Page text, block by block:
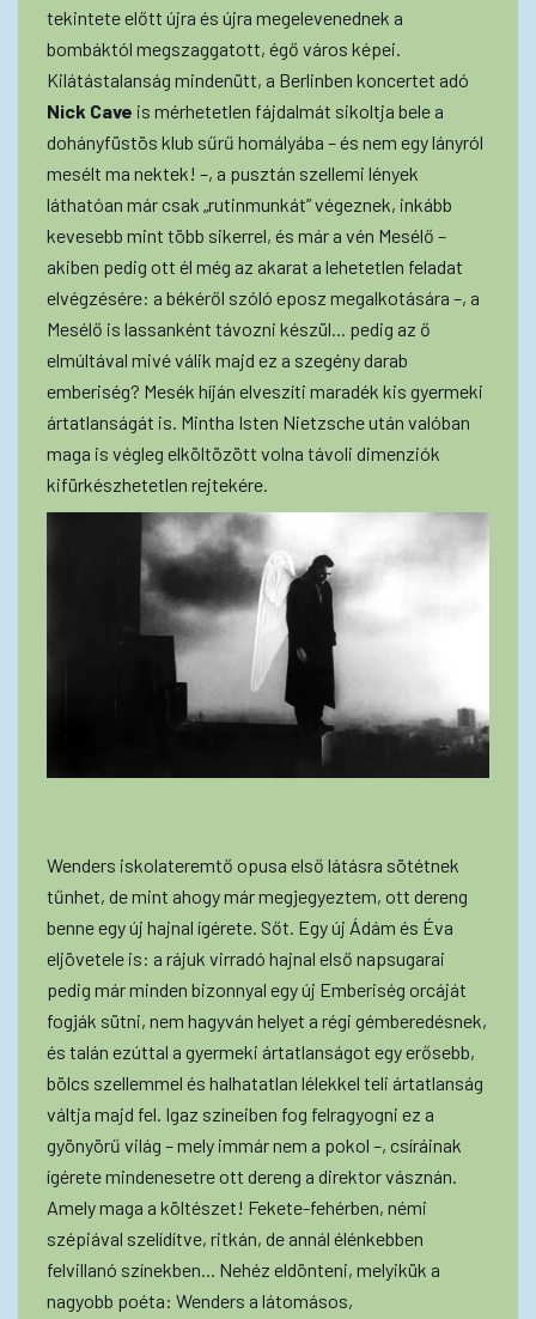
tekintete előtt újra és újra megelevenednek a
bombáktól megszaggatott, égő város képei.
Kilátástalanság mindenütt, a Berlinben koncertet adó
Nick Cave is mérhetetlen fájdalmát sikoltja bele a
dohányfüstös klub sűrű homályába – és nem egy lányról
mesélt ma nektek! –, a pusztán szellemi lények
láthatóan már csak „rutinmunkát” végeznek, inkább
kevesebb mint több sikerrel, és már a vén Mesélő –
akiben pedig ott él még az akarat a lehetetlen feladat
elvégzésére: a békéről szóló eposz megalkotására –, a
Mesélő is lassanként távozni készül... pedig az ő
elmúltával mivé válik majd ez a szegény darab
emberiség? Mesék híján elveszíti maradék kis gyermeki
ártatlanságát is. Mintha Isten Nietzsche után valóban
maga is végleg elköltözött volna távoli dimenziók
kifürkészhetetlen rejtekére.
Wenders iskolateremtő opusa első látásra sötétnek
tűnhet, de mint ahogy már megjegyeztem, ott dereng
benne egy új hajnal ígérete. Sőt. Egy új Ádám és Éva
eljövetele is: a rájuk virradó hajnal első napsugarai
pedig már minden bizonnyal egy új Emberiség orcáját
fogják sütni, nem hagyván helyet a régi gémberedésnek,
és talán ezúttal a gyermeki ártatlanságot egy erősebb,
bölcs szellemmel és halhatatlan lélekkel teli ártatlanság
váltja majd fel. Igaz színeiben fog felragyogni ez a
gyönyörű világ – mely immár nem a pokol –, csíráinak
ígérete mindenesetre ott dereng a direktor vásznán.
Amely maga a költészet! Fekete-fehérben, némi
szépiával szelídítve, ritkán, de annál élénkebben
felvillanó színekben... Nehéz eldönteni, melyikük a
nagyobb poéta: Wenders a látomásos,